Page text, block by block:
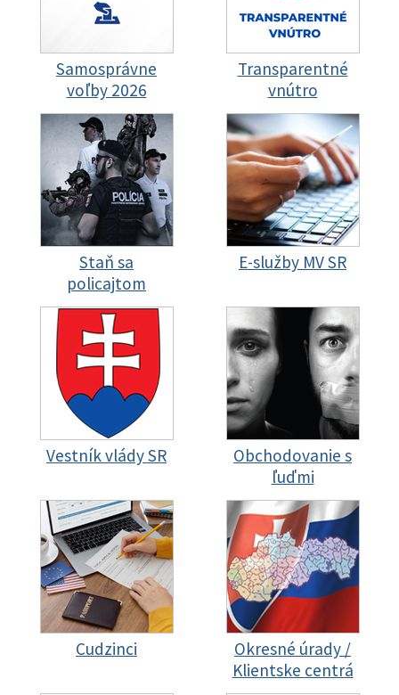
Samosprávne
voľby 2026
Transparentné
vnútro
Staň sa
policajtom
E-služby MV SR
Vestník vlády SR
Obchodovanie s
ľuďmi
Cudzinci
Okresné úrady /
Klientske centrá